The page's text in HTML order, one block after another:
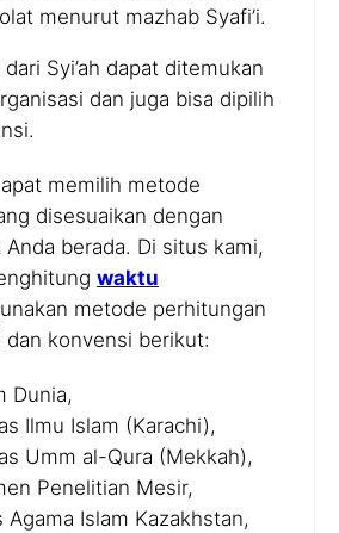
menurut mazhab Syafi’i.
dari Syi’ah dapat ditemukan
dan juga bisa dipilih
memilih metode
disesuaikan dengan
berada. Di situs kami,
waktu
metode perhitungan
dan konvensi berikut:
Dunia,
Ilmu Islam (Karachi),
Umm al-Qura (Mekkah),
Penelitian Mesir,
Agama Islam Kazakhstan,